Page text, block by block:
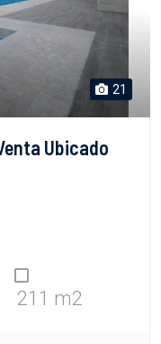
21
Ubicado
211 m2